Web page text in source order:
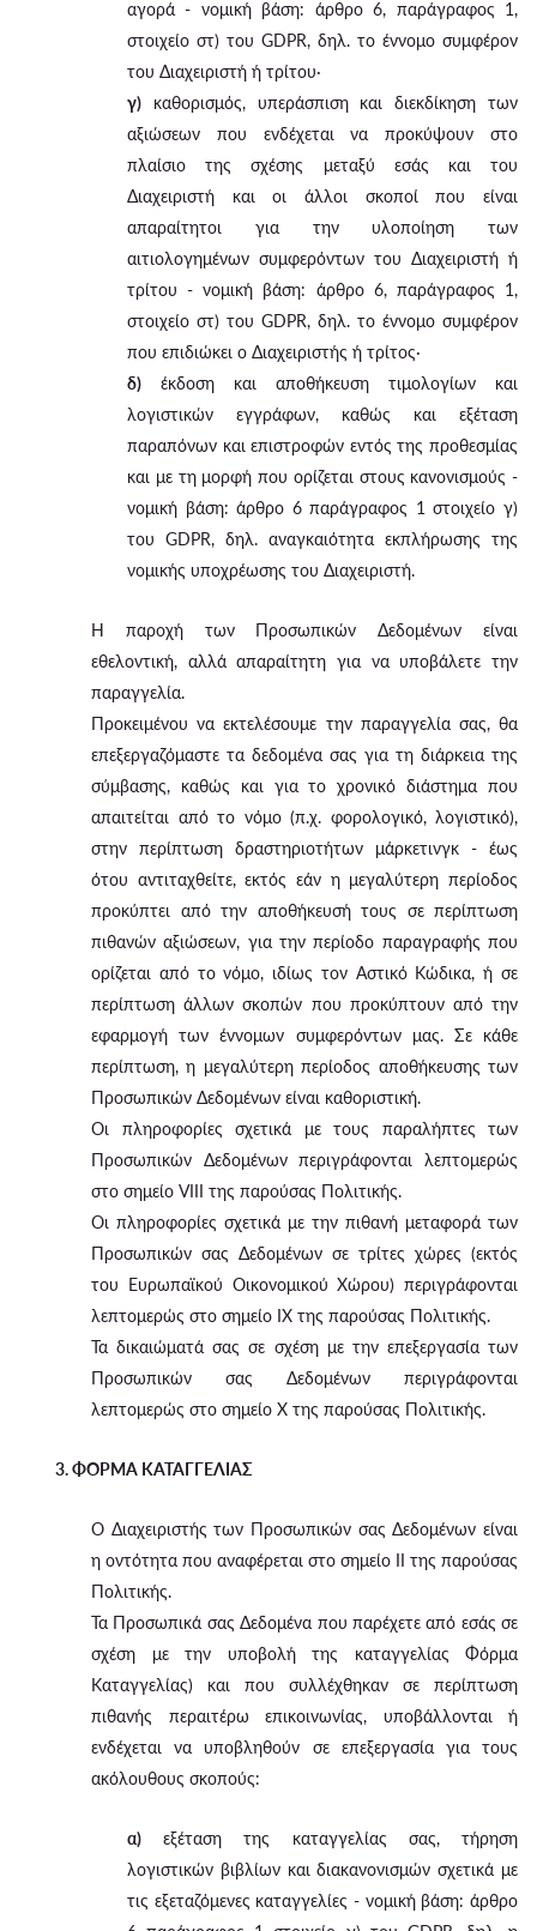
αγορά - νομική βάση: άρθρο 6, παράγραφος 1,
στοιχείο στ) του GDPR, δηλ. το έννομο συμφέρον
του Διαχειριστή ή τρίτου·
γ) καθορισμός, υπεράσπιση και διεκδίκηση των
αξιώσεων που ενδέχεται να προκύψουν στο
πλαίσιο της σχέσης μεταξύ εσάς και του
Διαχειριστή και οι άλλοι σκοποί που είναι
απαραίτητοι για την υλοποίηση των
αιτιολογημένων συμφερόντων του Διαχειριστή ή
τρίτου - νομική βάση: άρθρο 6, παράγραφος 1,
στοιχείο στ) του GDPR, δηλ. το έννομο συμφέρον
που επιδιώκει ο Διαχειριστής ή τρίτος·
δ) έκδοση και αποθήκευση τιμολογίων και
λογιστικών εγγράφων, καθώς και εξέταση
παραπόνων και επιστροφών εντός της προθεσμίας
και με τη μορφή που ορίζεται στους κανονισμούς -
νομική βάση: άρθρο 6 παράγραφος 1 στοιχείο γ)
του GDPR, δηλ. αναγκαιότητα εκπλήρωσης της
νομικής υποχρέωσης του Διαχειριστή.
Η παροχή των Προσωπικών Δεδομένων είναι
εθελοντική, αλλά απαραίτητη για να υποβάλετε την
παραγγελία.
Προκειμένου να εκτελέσουμε την παραγγελία σας, θα
επεξεργαζόμαστε τα δεδομένα σας για τη διάρκεια της
σύμβασης, καθώς και για το χρονικό διάστημα που
απαιτείται από το νόμο (π.χ. φορολογικό, λογιστικό),
στην περίπτωση δραστηριοτήτων μάρκετινγκ - έως
ότου αντιταχθείτε, εκτός εάν η μεγαλύτερη περίοδος
προκύπτει από την αποθήκευσή τους σε περίπτωση
πιθανών αξιώσεων, για την περίοδο παραγραφής που
ορίζεται από το νόμο, ιδίως τον Αστικό Κώδικα, ή σε
περίπτωση άλλων σκοπών που προκύπτουν από την
εφαρμογή των έννομων συμφερόντων μας. Σε κάθε
περίπτωση, η μεγαλύτερη περίοδος αποθήκευσης των
Προσωπικών Δεδομένων είναι καθοριστική.
Οι πληροφορίες σχετικά με τους παραλήπτες των
Προσωπικών Δεδομένων περιγράφονται λεπτομερώς
στο σημείο VIII της παρούσας Πολιτικής.
Οι πληροφορίες σχετικά με την πιθανή μεταφορά των
Προσωπικών σας Δεδομένων σε τρίτες χώρες (εκτός
του Ευρωπαϊκού Οικονομικού Χώρου) περιγράφονται
λεπτομερώς στο σημείο IX της παρούσας Πολιτικής.
Τα δικαιώματά σας σε σχέση με την επεξεργασία των
Προσωπικών σας Δεδομένων περιγράφονται
λεπτομερώς στο σημείο X της παρούσας Πολιτικής.
3. ΦΟΡΜΑ ΚΑΤΑΓΓΕΛΙΑΣ
Ο Διαχειριστής των Προσωπικών σας Δεδομένων είναι
η οντότητα που αναφέρεται στο σημείο II της παρούσας
Πολιτικής.
Τα Προσωπικά σας Δεδομένα που παρέχετε από εσάς σε
σχέση με την υποβολή της καταγγελίας Φόρμα
Καταγγελίας) και που συλλέχθηκαν σε περίπτωση
πιθανής περαιτέρω επικοινωνίας, υποβάλλονται ή
ενδέχεται να υποβληθούν σε επεξεργασία για τους
ακόλουθους σκοπούς:
α) εξέταση της καταγγελίας σας, τήρηση
λογιστικών βιβλίων και διακανονισμών σχετικά με
τις εξεταζόμενες καταγγελίες - νομική βάση: άρθρο